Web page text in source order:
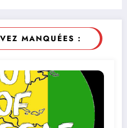
MANQUÉES :